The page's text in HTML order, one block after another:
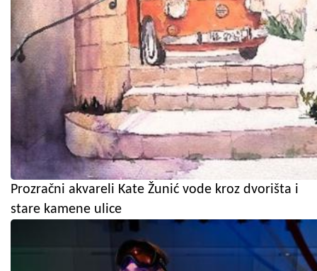
Prozračni akvareli Kate Žunić vode kroz dvorišta i
stare kamene ulice